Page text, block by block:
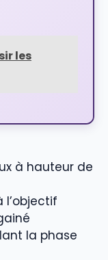
les
à hauteur de
l’objectif
la phase